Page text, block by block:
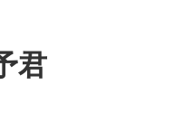
君